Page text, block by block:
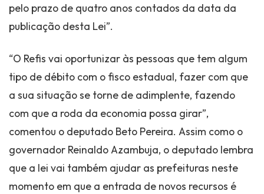
pelo prazo de quatro anos contados da data da
publicação desta Lei”.
“O Refis vai oportunizar às pessoas que tem algum
tipo de débito com o fisco estadual, fazer com que
a sua situação se torne de adimplente, fazendo
com que a roda da economia possa girar”,
comentou o deputado Beto Pereira. Assim como o
governador Reinaldo Azambuja, o deputado lembra
que a lei vai também ajudar as prefeituras neste
momento em que a entrada de novos recursos é